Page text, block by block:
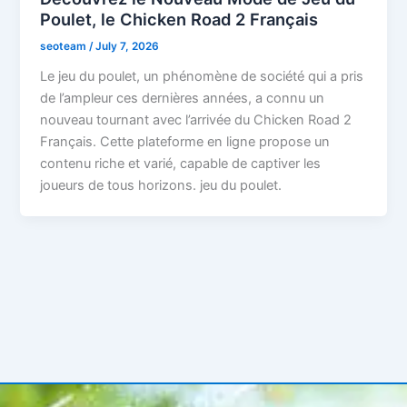
Poulet, le Chicken Road 2 Français
seoteam/July 7, 2026
Le jeu du poulet, un phénomène de société qui a pris
de l’ampleur ces dernières années, a connu un
nouveau tournant avec l’arrivée du Chicken Road 2
Français. Cette plateforme en ligne propose un
contenu riche et varié, capable de captiver les
joueurs de tous horizons. jeu du poulet.